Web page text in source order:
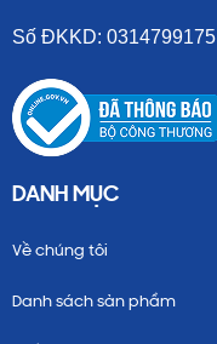
Số ĐKKD: 0314799175
DANH MỤC
Về chúng tôi
Danh sách sản phẩm